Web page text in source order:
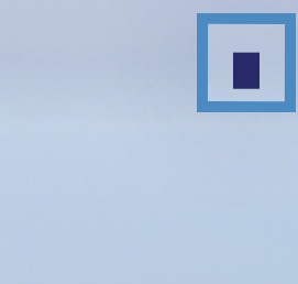
Appuyez sur Entrée pour